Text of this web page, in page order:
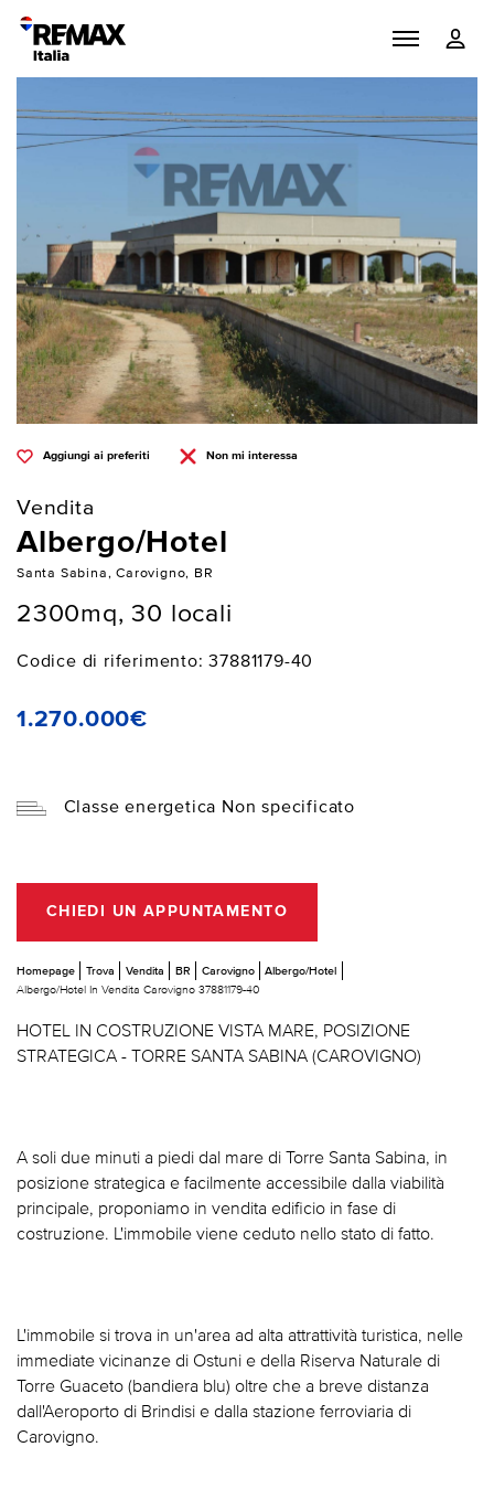
Aggiungi ai preferiti Non mi interessa
Vendita
Albergo/Hotel
Santa Sabina, Carovigno, BR
2300mq, 30 locali
Codice di riferimento: 37881179-40
1.270.000€
Classe energetica Non specificato
CHIEDI UN APPUNTAMENTO
Homepage Trova Vendita BR Carovigno
Albergo/Hotel
Albergo/Hotel In Vendita Carovigno 37881179-40
HOTEL IN COSTRUZIONE VISTA MARE, POSIZIONE
STRATEGICA - TORRE SANTA SABINA (CAROVIGNO)
A soli due minuti a piedi dal mare di Torre Santa Sabina, in
posizione strategica e facilmente accessibile dalla viabilità
principale, proponiamo in vendita edificio in fase di
costruzione. L'immobile viene ceduto nello stato di fatto.
L'immobile si trova in un'area ad alta attrattività turistica, nelle
immediate vicinanze di Ostuni e della Riserva Naturale di
Torre Guaceto (bandiera blu) oltre che a breve distanza
dall'Aeroporto di Brindisi e dalla stazione ferroviaria di
Carovigno.